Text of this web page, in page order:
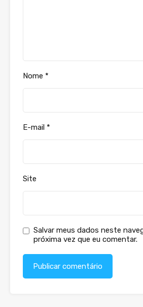
Nome *
E-mail *
Site
Salvar meus dados neste
próxima vez que eu comentar.